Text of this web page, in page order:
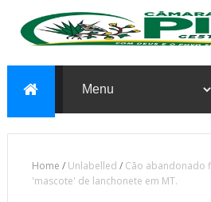
Home /Unlabelled / Cão abandonado
'mascote' de lanchonete em MT.